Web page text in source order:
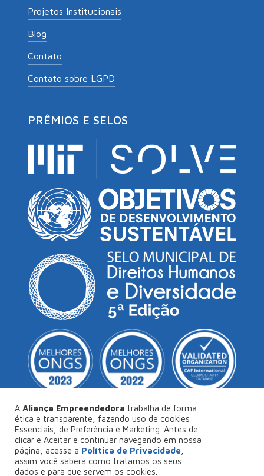
Projetos Institucionais
Blog
Contato
Contato sobre LGPD
PRÊMIOS E SELOS
© Copyright 2026Aliança Empreendedora
Desenvolvido porCollabs
Política de Privacidade
A Aliança Empreendedora trabalha de forma
ética e transparente, fazendo uso de cookies
Essenciais, de Preferência e Marketing. Antes de
clicar e Aceitar e continuar navegando em nossa
página, acesse a Política de Privacidade
assim você saberá como tratamos os seus
dados e para que servem os cookies.